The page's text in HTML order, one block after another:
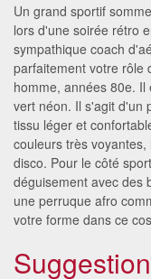
Un grand sportif
lors d'une soirée rétro
sympathique coach
parfaitement votre rôle
homme, années 80e.
vert néon. Il s'agit d'un
tissu léger et
couleurs très
disco. Pour le côté
déguisement avec des
une perruque afro
votre forme dans ce